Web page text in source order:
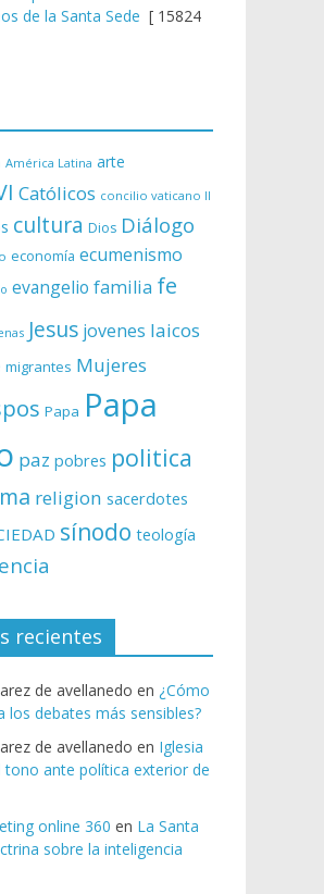
de la Santa Sede [ 15824
América Latina arte
Católicos concilio vaticano II
cultura Dios Diálogo
economía ecumenismo
evangelio familia fe
Jesus jovenes laicos
migrantes Mujeres
Papa Papa
paz pobres politica
religion sacerdotes
sínodo teología
recientes
de avellanedo en ¿Cómo
los debates más sensibles?
de avellanedo en Iglesia
tono ante política exterior de
online 360 en La Santa
sobre la inteligencia